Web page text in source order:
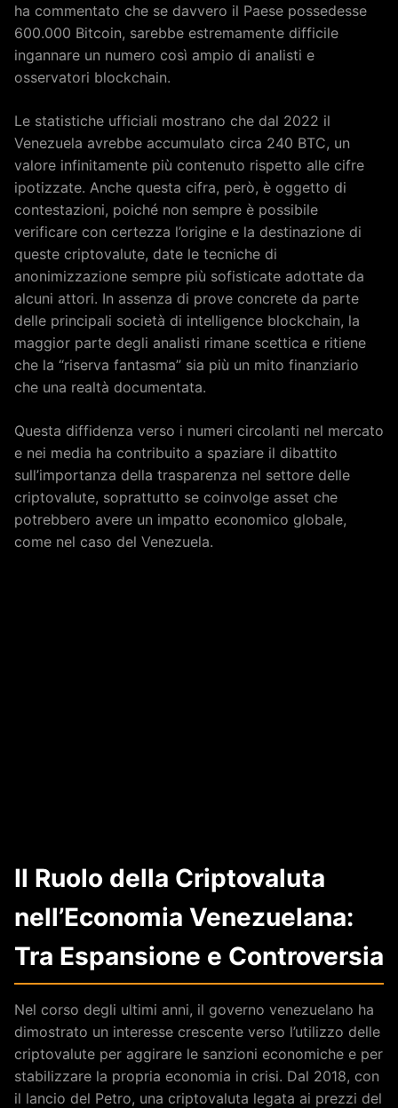
ha commentato che se davvero il Paese possedesse
600.000 Bitcoin, sarebbe estremamente difficile
ingannare un numero così ampio di analisti e
osservatori blockchain.
Le statistiche ufficiali mostrano che dal 2022 il
Venezuela avrebbe accumulato circa 240 BTC, un
valore infinitamente più contenuto rispetto alle cifre
ipotizzate. Anche questa cifra, però, è oggetto di
contestazioni, poiché non sempre è possibile
verificare con certezza l’origine e la destinazione di
queste criptovalute, date le tecniche di
anonimizzazione sempre più sofisticate adottate da
alcuni attori. In assenza di prove concrete da parte
delle principali società di intelligence blockchain, la
maggior parte degli analisti rimane scettica e ritiene
che la “riserva fantasma” sia più un mito finanziario
che una realtà documentata.
Questa diffidenza verso i numeri circolanti nel mercato
e nei media ha contribuito a spaziare il dibattito
sull’importanza della trasparenza nel settore delle
criptovalute, soprattutto se coinvolge asset che
potrebbero avere un impatto economico globale,
come nel caso del Venezuela.
Il Ruolo della Criptovaluta
nell’Economia Venezuelana:
Tra Espansione e Controversia
Nel corso degli ultimi anni, il governo venezuelano ha
dimostrato un interesse crescente verso l’utilizzo delle
criptovalute per aggirare le sanzioni economiche e per
stabilizzare la propria economia in crisi. Dal 2018, con
il lancio del Petro, una criptovaluta legata ai prezzi del